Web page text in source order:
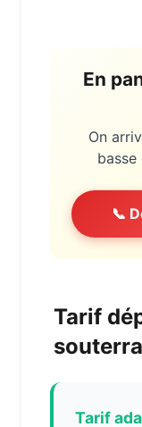
En
On
📞
Tarif
Tarif